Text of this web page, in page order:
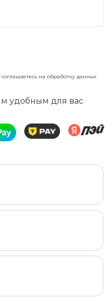
на обработку данных
удобным для вас